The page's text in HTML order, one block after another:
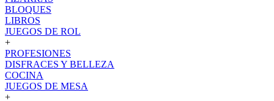
BLOQUES
LIBROS
JUEGOS DE ROL
+
PROFESIONES
DISFRACES Y BELLEZA
COCINA
JUEGOS DE MESA
+